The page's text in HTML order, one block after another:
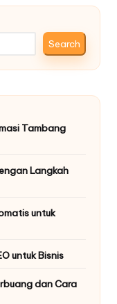
Search
Tambang
Langkah
untuk
untuk Bisnis
dan Cara